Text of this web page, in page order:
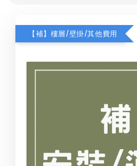
【補】樓層/壁掛/其他費用